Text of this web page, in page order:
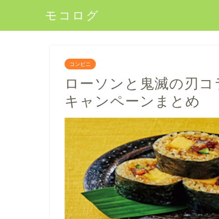
モコログ
コンビニ
ローソンと鬼滅の刃
キャンペーンまとめ